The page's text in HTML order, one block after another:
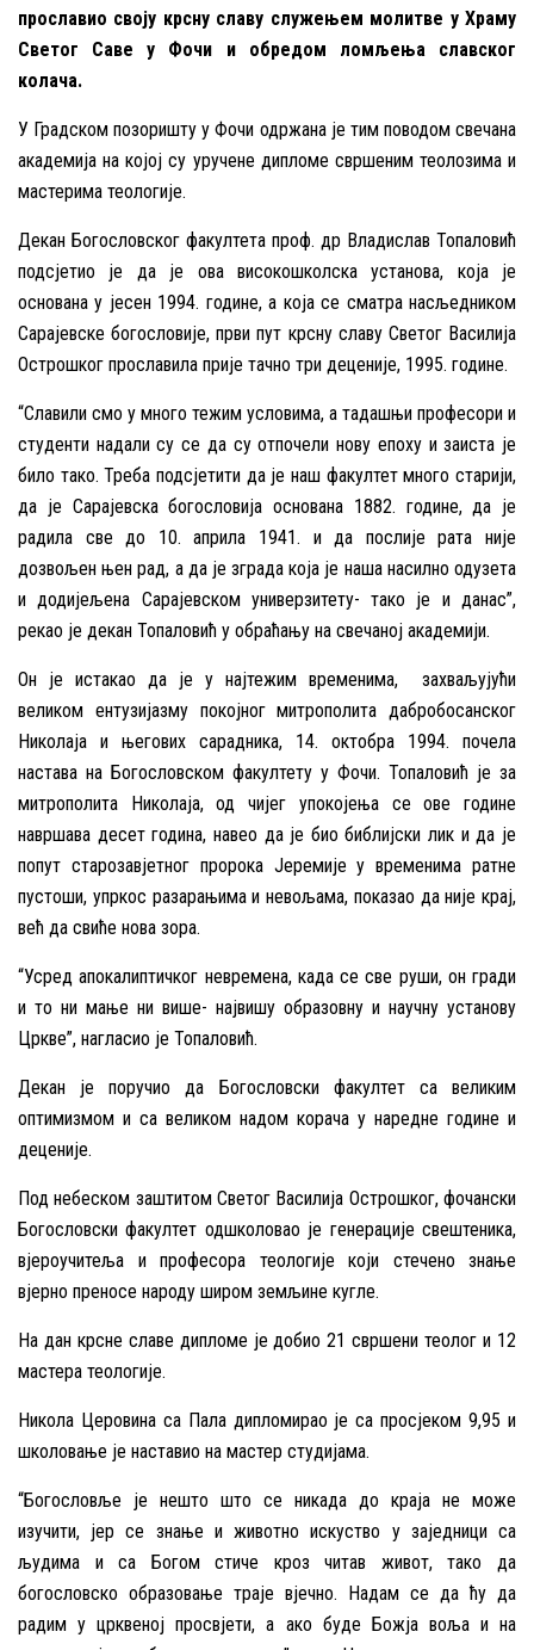
прославио своју крсну славу служењем молитве у Храму
Светог Саве у Фочи и обредом ломљења славског
колача.
У Градском позоришту у Фочи одржана је тим поводом свечана
академија на којој су уручене дипломе свршеним теолозима и
мастерима теологије.
Декан Богословског факултета проф. др Владислав Топаловић
подсјетио је да је ова високошколска установа, која је
основана у јесен 1994. године, а која се сматра насљедником
Сарајевске богословије, први пут крсну славу Светог Василија
Острошког прославила прије тачно три деценије, 1995. године.
“Славили смо у много тежим условима, а тадашњи професори и
студенти надали су се да су отпочели нову епоху и заиста је
било тако. Треба подсјетити да је наш факултет много старији,
да је Сарајевска богословија основана 1882. године, да је
радила све до 10. априла 1941. и да послије рата није
дозвољен њен рад, а да је зграда која је наша насилно одузета
и додијељена Сарајевском универзитету- тако је и данас”,
рекао је декан Топаловић у обраћању на свечаној академији.
Он је истакао да је у најтежим временима, захваљујући
великом ентузијазму покојног митрополита дабробосанског
Николаја и његових сарадника, 14. октобра 1994. почела
настава на Богословском факултету у Фочи. Топаловић је за
митрополита Николаја, од чијег упокојења се ове године
навршава десет година, навео да је био библијски лик и да је
попут старозавјетног пророка Јеремије у временима ратне
пустоши, упркос разарањима и невољама, показао да није крај,
већ да свиће нова зора.
“Усред апокалиптичког невремена, када се све руши, он гради
и то ни мање ни више- највишу образовну и научну установу
Цркве”, нагласио је Топаловић.
Декан је поручио да Богословски факултет са великим
оптимизмом и са великом надом корача у наредне године и
деценије.
Под небеском заштитом Светог Василија Острошког, фочански
Богословски факултет одшколовао је генерације свештеника,
вјероучитеља и професора теологије који стечено знање
вјерно преносе народу широм земљине кугле.
На дан крсне славе дипломе је добио 21 свршени теолог и 12
мастера теологије.
Никола Церовина са Пала дипломирао је са просјеком 9,95 и
школовање је наставио на мастер студијама.
“Богословље је нешто што се никада до краја не може
изучити, јер се знање и животно искуство у заједници са
људима и са Богом стиче кроз читав живот, тако да
богословско образовање траје вјечно. Надам се да ћу да
радим у црквеној просвјети, а ако буде Божја воља и на